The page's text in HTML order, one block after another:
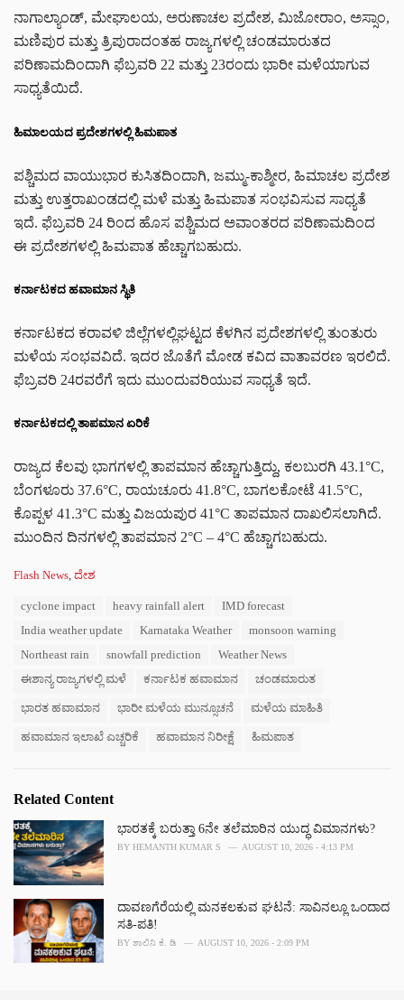
ನಾಗಾಲ್ಯಾಂಡ್, ಮೇಘಾಲಯ, ಅರುಣಾಚಲ ಪ್ರದೇಶ, ಮಿಜೋರಾಂ, ಅಸ್ಸಾಂ,
ಮಣಿಪುರ ಮತ್ತು ತ್ರಿಪುರಾದಂತಹ ರಾಜ್ಯಗಳಲ್ಲಿ ಚಂಡಮಾರುತದ
ಪರಿಣಾಮದಿಂದಾಗಿ ಫೆಬ್ರವರಿ 22 ಮತ್ತು 23ರಂದು ಭಾರೀ ಮಳೆಯಾಗುವ
ಸಾಧ್ಯತೆಯಿದೆ.
ಹಿಮಾಲಯದ ಪ್ರದೇಶಗಳಲ್ಲಿ ಹಿಮಪಾತ
ಪಶ್ಚಿಮದ ವಾಯುಭಾರ ಕುಸಿತದಿಂದಾಗಿ, ಜಮ್ಮು-ಕಾಶ್ಮೀರ, ಹಿಮಾಚಲ ಪ್ರದೇಶ
ಮತ್ತು ಉತ್ತರಾಖಂಡದಲ್ಲಿ ಮಳೆ ಮತ್ತು ಹಿಮಪಾತ ಸಂಭವಿಸುವ ಸಾಧ್ಯತೆ
ಇದೆ. ಫೆಬ್ರವರಿ 24 ರಿಂದ ಹೊಸ ಪಶ್ಚಿಮದ ಅವಾಂತರದ ಪರಿಣಾಮದಿಂದ
ಈ ಪ್ರದೇಶಗಳಲ್ಲಿ ಹಿಮಪಾತ ಹೆಚ್ಚಾಗಬಹುದು.
ಕರ್ನಾಟಕದ ಹವಾಮಾನ ಸ್ಥಿತಿ
ಕರ್ನಾಟಕದ ಕರಾವಳಿ ಜಿಲ್ಲೆಗಳಲ್ಲಿಘಟ್ಟದ ಕೆಳಗಿನ ಪ್ರದೇಶಗಳಲ್ಲಿ ತುಂತುರು
ಮಳೆಯ ಸಂಭವವಿದೆ. ಇದರ ಜೊತೆಗೆ ಮೋಡ ಕವಿದ ವಾತಾವರಣ ಇರಲಿದೆ.
ಫೆಬ್ರವರಿ 24ರವರೆಗೆ ಇದು ಮುಂದುವರಿಯುವ ಸಾಧ್ಯತೆ ಇದೆ.
ಕರ್ನಾಟಕದಲ್ಲಿ ತಾಪಮಾನ ಏರಿಕೆ
ರಾಜ್ಯದ ಕೆಲವು ಭಾಗಗಳಲ್ಲಿ ತಾಪಮಾನ ಹೆಚ್ಚಾಗುತ್ತಿದ್ದು, ಕಲಬುರಗಿ 43.1°C,
ಬೆಂಗಳೂರು 37.6°C, ರಾಯಚೂರು 41.8°C, ಬಾಗಲಕೋಟೆ 41.5°C,
ಕೊಪ್ಪಳ 41.3°C ಮತ್ತು ವಿಜಯಪುರ 41°C ತಾಪಮಾನ ದಾಖಲಿಸಲಾಗಿದೆ.
ಮುಂದಿನ ದಿನಗಳಲ್ಲಿ ತಾಪಮಾನ 2°C – 4°C ಹೆಚ್ಚಾಗಬಹುದು.
C
Flash News, ದೇಶ
cyclone impact heavy rainfall alert
IMD forecast
India weather update
Karnataka Weather
monsoon warning
Northeast rain
snowfall prediction
Weather News
ಈಶಾನ್ಯ ರಾಜ್ಯಗಳಲ್ಲಿ ಮಳೆ
ಕರ್ನಾಟಕ ಹವಾಮಾನ ಚಂಡಮಾರುತ
ಭಾರತ ಹವಾಮಾನ ಭಾರೀ ಮಳೆಯ ಮುನ್ಸೂಚನೆ ಮಳೆಯ ಮಾಹಿತಿ
ಹವಾಮಾನ ಇಲಾಖೆ ಎಚ್ಚರಿಕೆ ಹವಾಮಾನ ನಿರೀಕ್ಷೆ ಹಿಮಪಾತ
Related Content
ಭಾರತಕ್ಕೆ ಬರುತ್ತಾ 6ನೇ ತಲೆಮಾರಿನ ಯುದ್ಧ ವಿಮಾನಗಳು?
BY HEMANTH KUMAR S AUGUST 10, 2026 - 4:13 PM
ದಾವಣಗೆರೆಯಲ್ಲಿ ಮನಕಲಕುವ ಘಟನೆ: ಸಾವಿನಲ್ಲೂ ಒಂದಾದ
ಸತಿ-ಪತಿ!
BY ಶಾಲಿನಿ ಕೆ. ಡಿ AUGUST 10, 2026 - 2:09 PM